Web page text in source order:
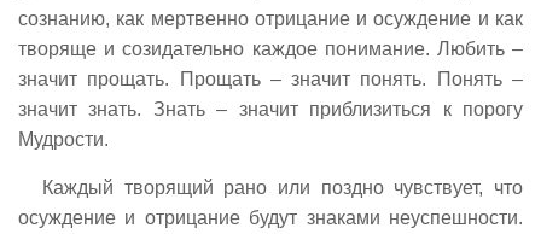
сознанию, как мертвенно отрицание и осуждение и как
творяще и созидательно каждое понимание. Любить –
значит прощать. Прощать – значит понять. Понять –
значит знать. Знать – значит приблизиться к порогу
Мудрости.
Каждый творящий рано или поздно чувствует, что
осуждение и отрицание будут знаками неуспешности.